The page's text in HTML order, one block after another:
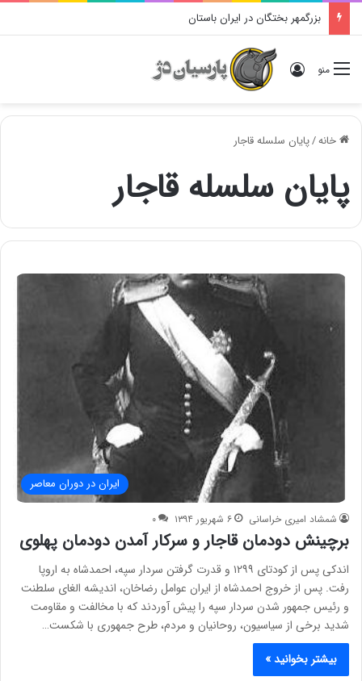
بزرگمهر بختگان در ایران باستان
منو ورود
خانه/پایان سلسله قاجار
پایان سلسله قاجار
ایران در دوران معاصر
شمشاد امیری خراسانی ۶ شهریور ۱۳۹۴ ۰
برچینش دودمان قاجار و سرکار آمدن دودمان پهلوی
اندکی پس از کودتای ۱۲۹۹ و قدرت گرفتن سردار سپه، احمدشاه به اروپا
رفت. پس از خروج احمدشاه از ایران عوامل رضاخان، اندیشه الغای سلطنت
و رئیس جمهور شدن سردار سپه را پیش آوردند که با مخالفت و مقاومت
شدید برخی از سیاسیون، روحانیان و مردم، طرح جمهوری با شکست…
بیشتر بخوانید »